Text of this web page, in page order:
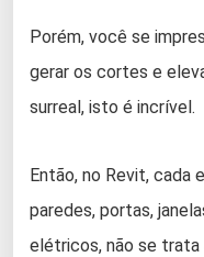
Porém, você se
gerar os cortes e
surreal, isto é incrível.
Então, no Revit, cada
paredes, portas,
elétricos, não se trata